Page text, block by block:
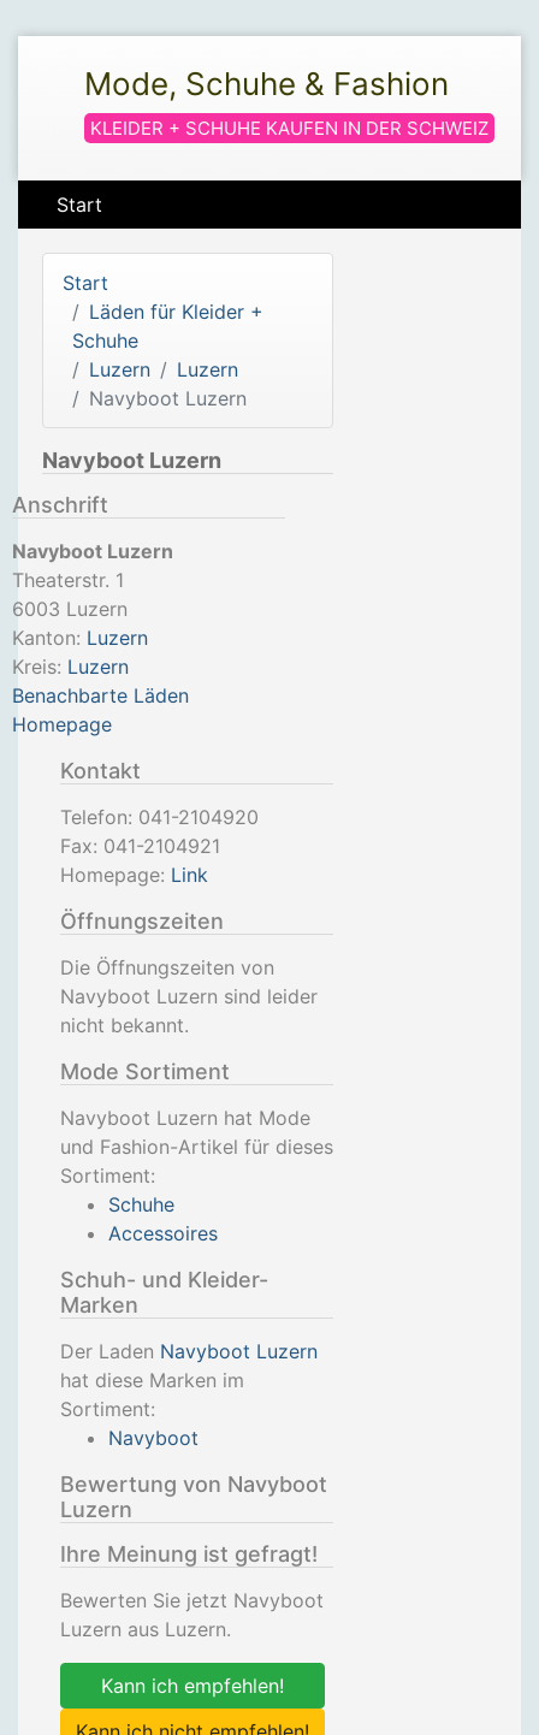
Mode, Schuhe & Fashion
KLEIDER + SCHUHE KAUFEN IN DER SCHWEIZ
Start
Start
Läden für Kleider +
Schuhe
Luzern
Luzern
Navyboot Luzern
Navyboot Luzern
Anschrift
Navyboot Luzern
Theaterstr. 1
6003 Luzern
Kanton: Luzern
Kreis: Luzern
Benachbarte Läden
Homepage
Kontakt
Telefon: 041-2104920
Fax: 041-2104921
Homepage: Link
Öffnungszeiten
Die Öffnungszeiten von
Navyboot Luzern sind leider
nicht bekannt.
Mode Sortiment
Navyboot Luzern hat Mode
und Fashion-Artikel für dieses
Sortiment:
Schuhe
Accessoires
Schuh- und Kleider-
Marken
Der Laden Navyboot Luzern
hat diese Marken im
Sortiment:
Navyboot
Bewertung von Navyboot
Luzern
Ihre Meinung ist gefragt!
Bewerten Sie jetzt Navyboot
Luzern aus Luzern.
Kann ich empfehlen!